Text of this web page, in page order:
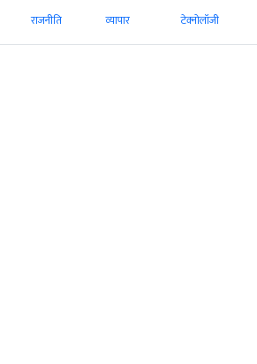
व्‍यापार टेक्‍नोलॉजी Global